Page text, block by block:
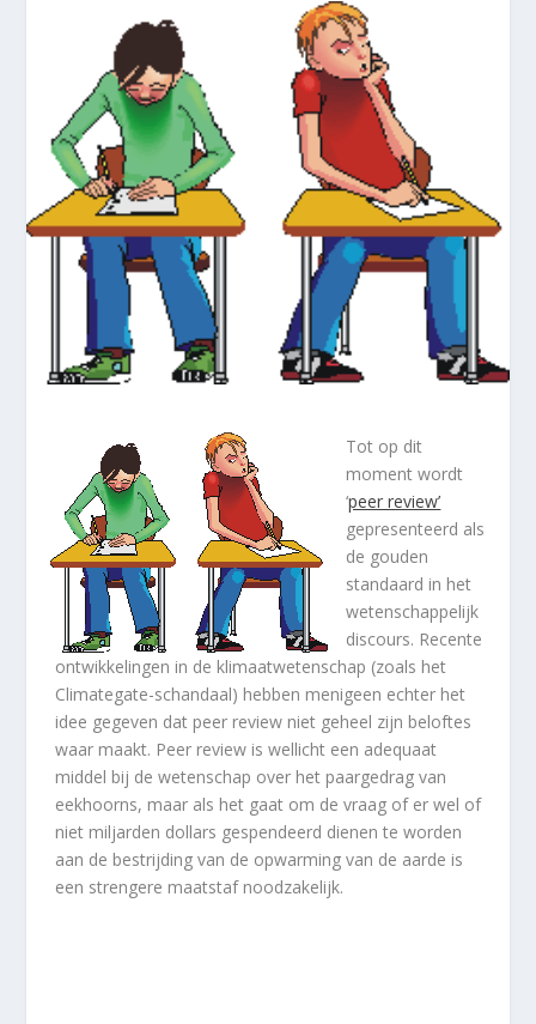
Tot op dit
moment wordt
‘peer review’
gepresenteerd als
de gouden
standaard in het
wetenschappelijk
discours. Recente
ontwikkelingen in de klimaatwetenschap (zoals het
Climategate-schandaal) hebben menigeen echter het
idee gegeven dat peer review niet geheel zijn beloftes
waar maakt. Peer review is wellicht een adequaat
middel bij de wetenschap over het paargedrag van
eekhoorns, maar als het gaat om de vraag of er wel of
niet miljarden dollars gespendeerd dienen te worden
aan de bestrijding van de opwarming van de aarde is
een strengere maatstaf noodzakelijk.